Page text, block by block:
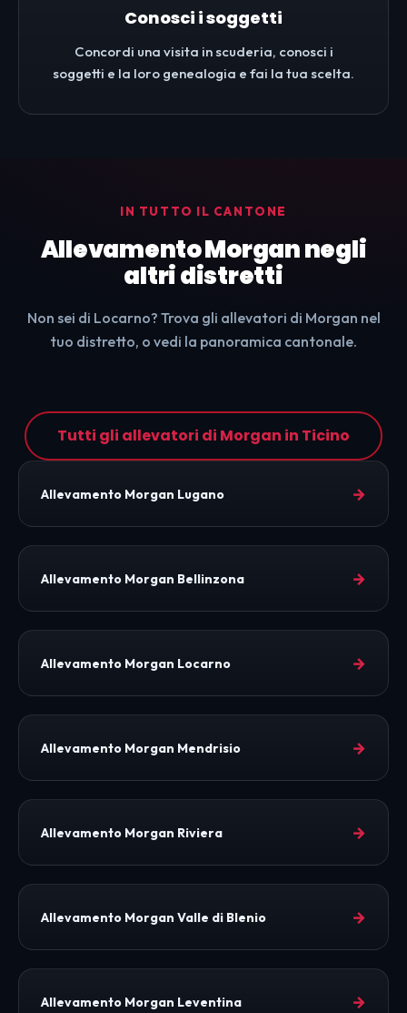
Conosci i soggetti
Concordi una visita in scuderia, conosci i
soggetti e la loro genealogia e fai la tua scelta.
IN TUTTO IL CANTONE
Allevamento Morgan negli
altri distretti
Non sei di Locarno? Trova gli allevatori di Morgan nel
tuo distretto, o vedi la panoramica cantonale.
Tutti gli allevatori di Morgan in Ticino
Allevamento Morgan Lugano →
Allevamento Morgan Bellinzona →
Allevamento Morgan Locarno →
Allevamento Morgan Mendrisio →
Allevamento Morgan Riviera →
Allevamento Morgan Valle di Blenio →
Allevamento Morgan Leventina →